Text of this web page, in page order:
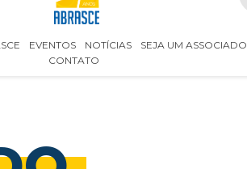
EVENTOS NOTÍCIAS SEJA UM ASSOCIADO
CONTATO